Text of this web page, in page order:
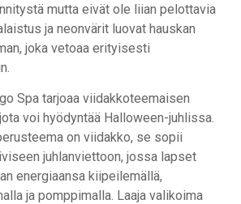
mutta eivät ole liian pelottavia
ja neonvärit luovat hauskan
joka vetoaa erityisesti
Spa tarjoaa viidakkoteemaisen
voi hyödyntää Halloween-juhlissa.
on viidakko, se sopii
juhlanviettoon, jossa lapset
energiaansa kiipeilemällä,
ja pomppimalla. Laaja valikoima